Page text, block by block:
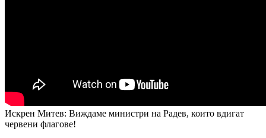
Искрен Митев: Виждаме министри на Радев, които вдигат
червени флагове!